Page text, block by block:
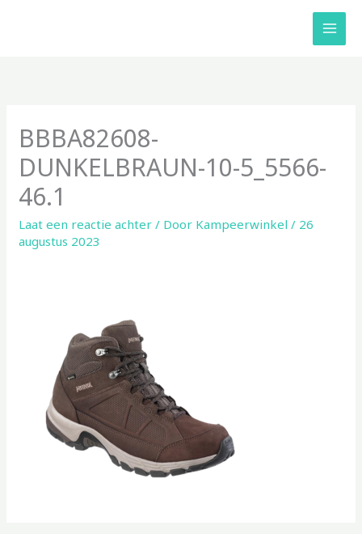
BBBA82608-
DUNKELBRAUN-10-5_5566-
46.1
Laat een reactie achter / Door Kampeerwinkel/ 26
augustus 2023